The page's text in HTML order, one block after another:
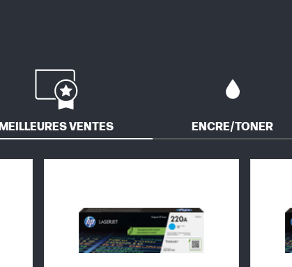
MEILLEURES VENTES ENCRE/TONER